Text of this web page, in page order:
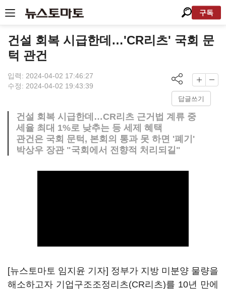
구독
건설 회복 시급한데…'CR리츠' 국회 문
턱 관건
입력: 2024-04-02 17:46:27
수정: 2024-04-02 19:43:39
답글쓰기
건설 회복 시급한데…CR리츠 근거법 계류 중
세율 최대 1%로 낮추는 등 세제 혜택
관건은 국회 문턱, 본회의 통과 못 하면 '폐기'
박상우 장관 "국회에서 전향적 처리되길"
[뉴스토마토 임지윤 기자] 정부가 지방 미분양 물량을
해소하고자 기업구조조정리츠(CR리츠)를 10년 만에